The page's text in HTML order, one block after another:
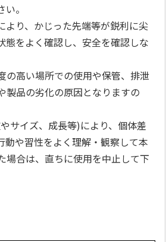
散
菌サ
ムデンタルコーン
ぐるぐるボーン型 S
…
チ 健康に育つ子ね
こ用 まぐろ・かつ
おに…
。
より、かじった先端等が鋭利に尖
態をよく確認し、安全を確認しな
の高い場所での使用や保管、排泄
製品の劣化の原因となりますの
サイズ、成長等)により、個体差
や習性をよく理解・観察して本
場合は、直ちに使用を中止して下